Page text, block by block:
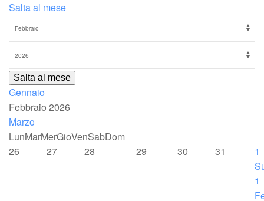
Salta al mese
Salta al mese
Gennaio
Febbraio 2026
Marzo
LunMarMerGioVenSabDom
26
27 28 29 30 31
1
1